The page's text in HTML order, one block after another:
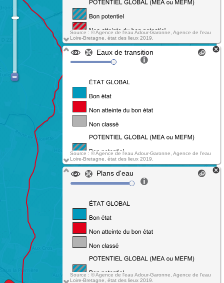
Source : © Agence de l'eau Adour-Garonne, Agence de l'eau
Loire-Bretagne, état des lieux 2019.
Eaux de transition
Source : © Agence de l'eau Adour-Garonne, Agence de l'eau
Loire-Bretagne, état des lieux 2019.
Plans d'eau
Source : © Agence de l'eau Adour-Garonne, Agence de l'eau
Loire-Bretagne, état des lieux 2019.